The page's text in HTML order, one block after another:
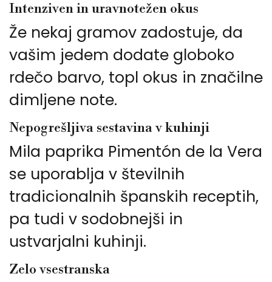
Intenziven in uravnotežen okus
Že nekaj gramov zadostuje, da
vašim jedem dodate globoko
rdečo barvo, topl okus in značilne
dimljene note.
Nepogrešljiva sestavina v kuhinji
Mila paprika Pimentón de la Vera
se uporablja v številnih
tradicionalnih španskih receptih,
pa tudi v sodobnejši in
ustvarjalni kuhinji.
Zelo vsestranska